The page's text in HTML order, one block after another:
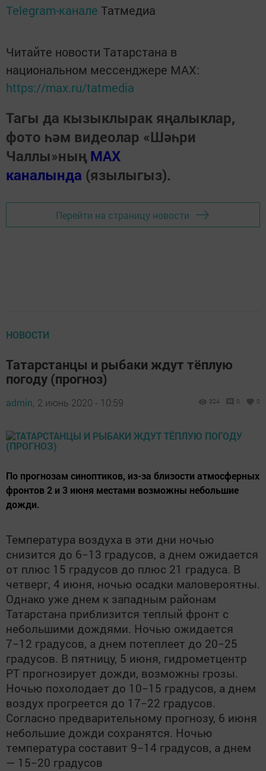
Telegram-канале Татмедиа
Читайте новости Татарстана в
национальном мессенджере MАХ:
https://max.ru/tatmedia
Тагы да кызыклырак яңалыклар,
фото һәм видеолар «Шәһри
Чаллы»ның MAX
каналында (язылыгыз).
Перейти на страницу новости
НОВОСТИ
Татарстанцы и рыбаки ждут тёплую
погоду (прогноз)
admin, 2 июнь 2020 - 10:59 324 0 0
По прогнозам синоптиков, из-за близости атмосферных
фронтов 2 и 3 июня местами возможны небольшие
дожди.
Температура воздуха в эти дни ночью
снизится до 6−13 градусов, а днем ожидается
от плюс 15 градусов до плюс 21 градуса. В
четверг, 4 июня, ночью осадки маловероятны.
Однако уже днем к западным районам
Татарстана приблизится теплый фронт с
небольшими дождями. Ночью ожидается
7−12 градусов, а днем потеплеет до 20−25
градусов. В пятницу, 5 июня, гидрометцентр
РТ прогнозирует дожди, возможны грозы.
Ночью похолодает до 10−15 градусов, а днем
воздух прогреется до 17−22 градусов.
Согласно предварительному прогнозу, 6 июня
небольшие дожди сохранятся. Ночью
температура составит 9−14 градусов, а днем
— 15−20 градусов